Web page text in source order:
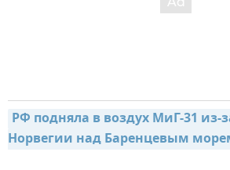
РФ подняла в воздух МиГ-31 из-
Норвегии над Баренцевым